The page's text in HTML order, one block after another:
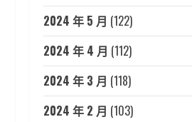
2024 年 5 月 (122)
2024 年 4 月 (112)
2024 年 3 月 (118)
2024 年 2 月 (103)